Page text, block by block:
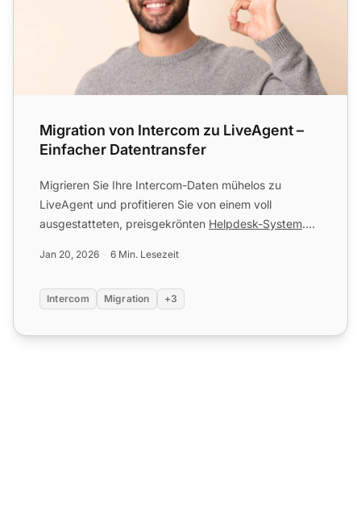
Migration von Intercom zu LiveAgent –
Einfacher Datentransfer
Migrieren Sie Ihre Intercom-Daten mühelos zu
LiveAgent und profitieren Sie von einem voll
ausgestatteten, preisgekrönten Helpdesk-System.
Jan 20, 2026 6 Min. Lesezeit
Intercom Migration +3